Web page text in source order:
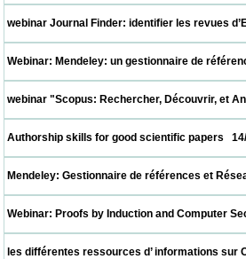
webinar Journal Finder: identifier les
Webinar: Mendeley: un gestionnaire
webinar "Scopus: Rechercher,
Authorship skills for good scientific
Mendeley: Gestionnaire de références
Webinar: Proofs by Induction and
les différentes ressources d’